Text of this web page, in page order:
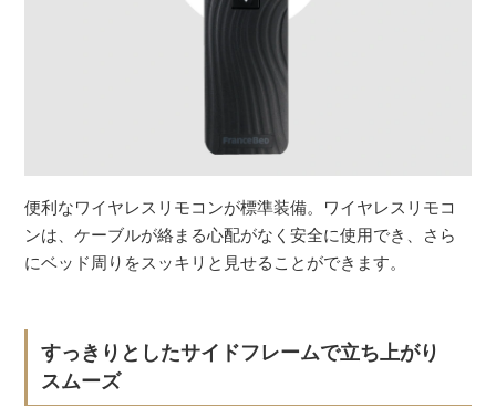
便利なワイヤレスリモコンが標準装備。ワイヤレスリモコ
ンは、ケーブルが絡まる心配がなく安全に使用でき、さら
にベッド周りをスッキリと見せることができます。
すっきりとしたサイドフレームで立ち上がり
スムーズ